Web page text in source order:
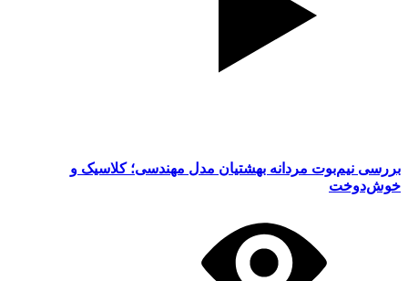
بررسی نیم‌بوت مردانه بهشتیان مدل مهندسی؛ کلاسیک و
خوش‌دوخت